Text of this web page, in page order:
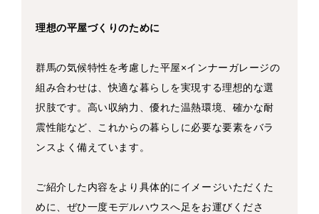
理想の平屋づくりのために
群馬の気候特性を考慮した平屋×インナーガレージの
組み合わせは、快適な暮らしを実現する理想的な選
択肢です。高い収納力、優れた温熱環境、確かな耐
震性能など、これからの暮らしに必要な要素をバラ
ンスよく備えています。
ご紹介した内容をより具体的にイメージいただくた
めに、ぜひ一度モデルハウスへ足をお運びくださ